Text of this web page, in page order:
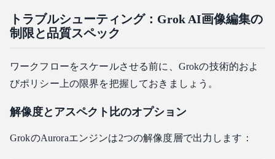
トラブルシューティング：Grok AI画像編集の
制限と品質スペック
ワークフローをスケールさせる前に、Grokの技術的およ
びポリシー上の限界を把握しておきましょう。
解像度とアスペクト比のオプション
GrokのAuroraエンジンは2つの解像度層で出力します：